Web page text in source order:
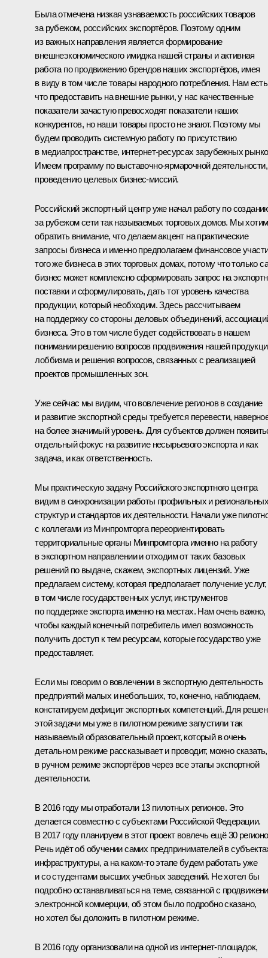
Была отмечена низкая узнаваемость российских товаров
за рубежом, российских экспортёров. Поэтому одним
из важных направления является формирование
внешнеэкономического имиджа нашей страны и активная
работа по продвижению брендов наших экспортёров, имея
в виду в том числе товары народного потребления. Нам есть
что предоставить на внешние рынки, у нас качественные
показатели зачастую превосходят показатели наших
конкурентов, но наши товары просто не знают. Поэтому мы
будем проводить системную работу по присутствию
в медиапространстве, интернет-ресурсах зарубежных
Имеем программу по выставочно-ярмарочной деятельности,
проведению целевых бизнес-миссий.
Российский экспортный центр уже начал работу по
за рубежом сети так называемых торговых домов. Мы хотим
обратить внимание, что делаем акцент на практические
запросы бизнеса и именно предполагаем финансовое
того же бизнеса в этих торговых домах, потому что только
бизнес может комплексно сформировать запрос на
поставки и сформулировать, дать тот уровень качества
продукции, который необходим. Здесь рассчитываем
на поддержку со стороны деловых объединений,
бизнеса. Это в том числе будет содействовать в нашем
понимании решению вопросов продвижения нашей
лоббизма и решения вопросов, связанных с реализацией
проектов промышленных зон.
Уже сейчас мы видим, что вовлечение регионов в создание
и развитие экспортной среды требуется перевести,
на более значимый уровень. Для субъектов должен
отдельный фокус на развитие несырьевого экспорта и как
задача, и как ответственность.
Мы практическую задачу Российского экспортного центра
видим в синхронизации работы профильных и региональных
структур и стандартов их деятельности. Начали уже
с коллегами из Минпромторга переориентировать
территориальные органы Минпромторга именно на работу
в экспортном направлении и отходим от таких базовых
решений по выдаче, скажем, экспортных лицензий. Уже
предлагаем систему, которая предполагает получение услуг,
в том числе государственных услуг, инструментов
по поддержке экспорта именно на местах. Нам очень важно,
чтобы каждый конечный потребитель имел возможность
получить доступ к тем ресурсам, которые государство уже
предоставляет.
Если мы говорим о вовлечении в экспортную деятельность
предприятий малых и небольших, то, конечно, наблюдаем,
констатируем дефицит экспортных компетенций. Для
этой задачи мы уже в пилотном режиме запустили так
называемый образовательный проект, который в очень
детальном режиме рассказывает и проводит, можно сказать,
в ручном режиме экспортёров через все этапы экспортной
деятельности.
В 2016 году мы отработали 13 пилотных регионов. Это
делается совместно с субъектами Российской Федерации.
В 2017 году планируем в этот проект вовлечь ещё 30
Речь идёт об обучении самих предпринимателей в
инфраструктуры, а на каком‑то этапе будем работать уже
и со студентами высших учебных заведений. Не хотел бы
подробно останавливаться на теме, связанной с
электронной коммерции, об этом было подробно сказано,
но хотел бы доложить в пилотном режиме.
В 2016 году организовали на одной из интернет-площадок,